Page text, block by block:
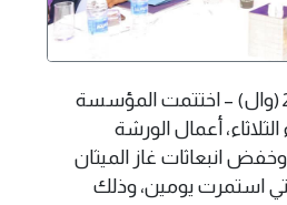
طرابلس، 8 يوليو 2026 (وال) – اختتمت المؤسسة
أعمال الورشة
انبعاثات غاز الميثان
استمرت يومين، وذلك